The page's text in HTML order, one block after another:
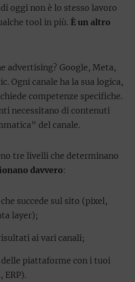
oggi non è lo stesso lavoro
tool in più. È un altro
advertising? Google, Meta,
Ogni canale ha la sua logica,
competenze specifiche.
necessitano di contenuti
del canale.
tre livelli che determinano
davvero:
succede sul sito (pixel,
layer);
ai vari canali;
piattaforme con i tuoi
ERP).